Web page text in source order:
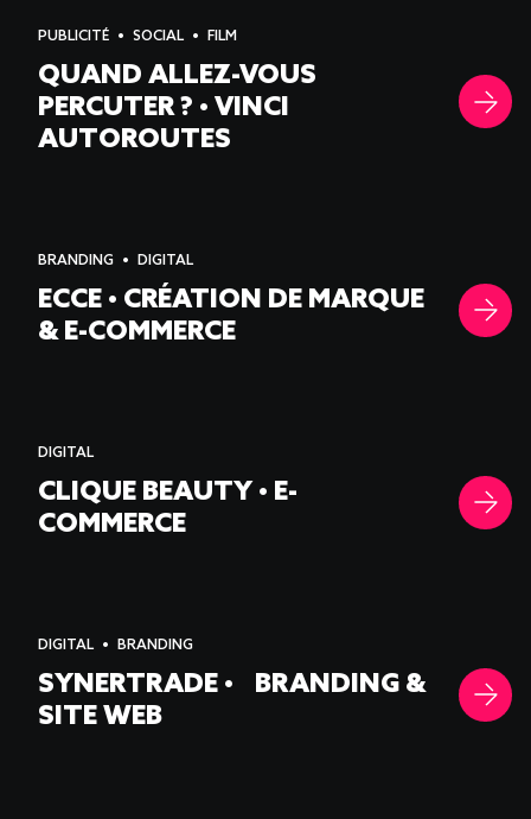
PUBLICITÉ SOCIAL FILM
QUAND ALLEZ-VOUS
PERCUTER ? • VINCI
AUTOROUTES
BRANDING DIGITAL
ECCE • CRÉATION DE MARQUE
& E-COMMERCE
DIGITAL
CLIQUE BEAUTY • E-
COMMERCE
DIGITAL BRANDING
SYNERTRADE • BRANDING &
SITE WEB